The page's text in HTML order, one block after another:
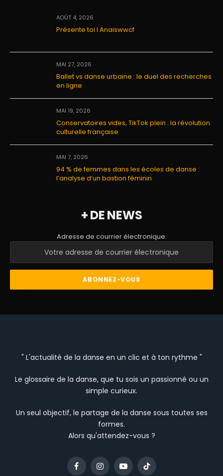
AOÛT 4, 2026
Présente toi I Anaiswwcf
MAI 27, 2026
Ballet vs danse urbaine : le duel des recherches
en ligne
MAI 19, 2026
Conservatoires vides, TikTok plein : la révolution
culturelle française
MAI 7, 2026
94 % de femmes dans les écoles de danse :
l’analyse d’un bastion féminin
+ DE NEWS
Adresse de courrier électronique:
" L'actualité de la danse en un clic et à ton rythme "
Le glossaire de la danse, que tu sois un passionné ou un
simple curieux.
Un seul objectif, le partage de la danse sous toutes ses
formes.
Alors qu'attendez-vous ?
FacebookInstagramYouTubeTikTok